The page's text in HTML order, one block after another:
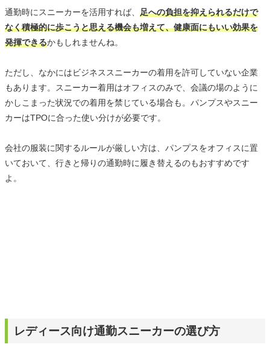
通勤時にスニーカーを活用すれば、 足への負担を抑えられるだけで
なく積極的に歩こうと思える機会も増えて、健康面にもいい効果を
発揮できるかもしれませんね。
ただし、なかにはビジネススニーカーの着用を許可していない企業
もあります。スニーカー着用はオフィスのみで、会議の場のように
かしこまった状況での着用を禁じている場合も。パンプスやスニー
カーはTPOに合った使い分けが必要です。
会社の服装に関するルールが厳しい方は、パンプスをオフィスに置
いておいて、行きと帰りの通勤時に履き替えるのもおすすめです
よ。
レディース向け通勤スニーカーの選び方